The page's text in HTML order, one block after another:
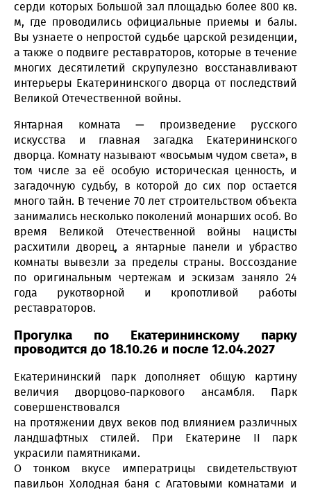
серди которых Большой зал площадью более 800 кв.
м, где проводились официальные приемы и балы.
Вы узнаете о непростой судьбе царской резиденции,
а также о подвиге реставраторов, которые в течение
многих десятилетий скрупулезно восстанавливают
интерьеры Екатерининского дворца от последствий
Великой Отечественной войны.
Янтарная комната — произведение русского
искусства и главная загадка Екатерининского
дворца. Комнату называют «восьмым чудом света», в
том числе за её особую историческая ценность, и
загадочную судьбу, в которой до сих пор остается
много тайн. В течение 70 лет строительством объекта
занимались несколько поколений монарших особ. Во
время Великой Отечественной войны нацисты
расхитили дворец, а янтарные панели и убраство
комнаты вывезли за пределы страны. Воссоздание
по оригинальным чертежам и эскизам заняло 24
года рукотворной и кропотливой работы
реставраторов.
Прогулка по Екатерининскому парку
проводится до 18.10.26 и после 12.04.2027
Екатерининский парк дополняет общую картину
величия дворцово-паркового ансамбля. Парк
совершенствовался
на протяжении двух веков под влиянием различных
ландшафтных стилей. При Екатерине II парк
украсили памятниками.
О тонком вкусе императрицы свидетельствуют
павильон Холодная баня с Агатовыми комнатами и